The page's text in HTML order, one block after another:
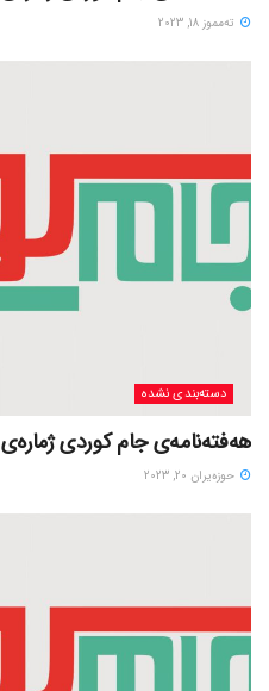
ته‌مموز 18, 2023
دسته‌بندی نشده
هەفتەنامەی جام کوردی ژمارەی 324
حوزه‌یران 20, 2023